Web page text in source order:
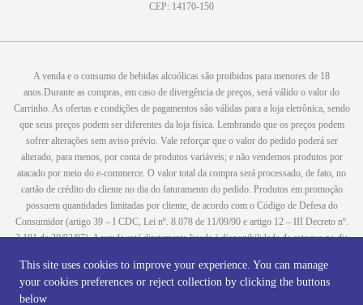
This site uses cookies to improve your experience. You can manage
your cookies preferences or reject collection by clicking the buttons
below
CEP: 14170-150
A venda e o consumo de bebidas alcoólicas são proibidos para menores de 18
anos.Durante as compras, em caso de divergência de preços, será válido o valor do
Carrinho. As ofertas e condições de pagamentos são válidas para a loja eletrônica, sendo
que seus preços podem ser diferentes da loja física. Lembrando que os preços podem
sofrer alterações sem aviso prévio. Vale reforçar que o valor do pedido poderá ser
alterado, para menos, por conta de produtos variáveis; e não vendemos produtos por
atacado por meio do e-commerce. O valor total da compra será processado, de fato, no
cartão de crédito do cliente no dia do faturamento do pedido. Produtos em promoção
possuem quantidades limitadas por cliente, de acordo com o Código de Defesa do
Consumidor (artigo 39 – I CDC, Lei nº. 8.078 de 11/09/90 e artigo 12 – III Decreto nº.
2.181 de 20/03/97). A venda está diretamente ligada à disponibilidade de estoque no dia
disponibilidade de estoque no momento da separação. Caso algum produto venha a
faltar no pedido do cliente, este não será entregue e o valor do item não será cobrado. As
fotos dos produtos no site são ilustrativas, podendo haver divergência com o produto